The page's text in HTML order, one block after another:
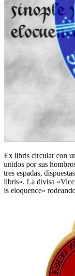
Ex libris circular con
unidos por sus
tres espadas,
libris». La divisa
is eloquence»